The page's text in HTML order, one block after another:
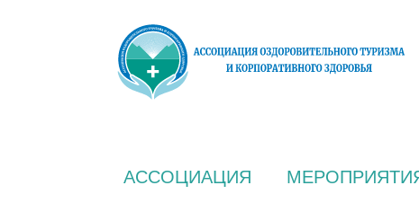
АССОЦИАЦИЯ